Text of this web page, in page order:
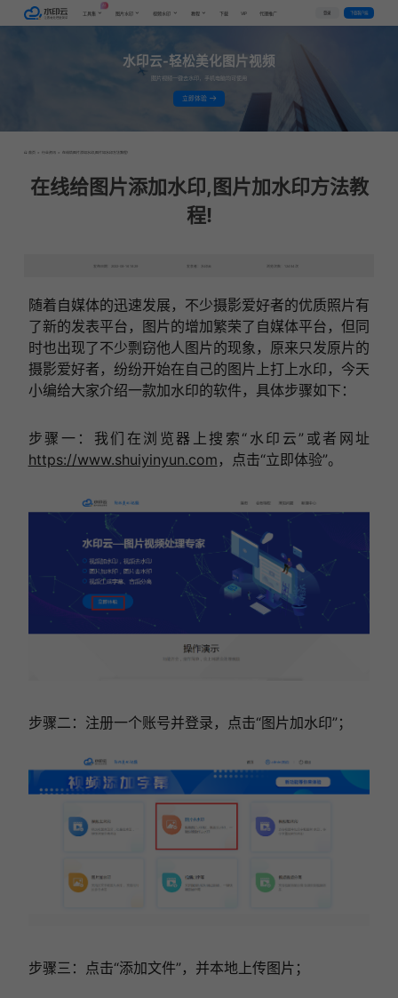
工具集
AI
图片水印 视频水印 教程 下载 VIP 代理推广 登录 下载客户端
水印云-轻松美化图片视频
图片视频一键去水印，手机电脑均可使用
立即体验
首页 > 行业资讯 > 在线给图片添加水印,图片加水印方法教程!
在线给图片添加水印,图片加水印方法教
程!
发布日期：2022-08-16 18:29 发表者：水印云 浏览次数：12454次
随着自媒体的迅速发展，不少摄影爱好者的优质照片有
了新的发表平台，图片的增加繁荣了自媒体平台，但同
时也出现了不少剽窃他人图片的现象，原来只发原片的
摄影爱好者，纷纷开始在自己的图片上打上水印，今天
小编给大家介绍一款加水印的软件，具体步骤如下：
步骤一：我们在浏览器上搜索“水印云”或者网址
https://www.shuiyinyun.com ，点击“立即体验”。
步骤二：注册一个账号并登录，点击“图片加水印”；
步骤三：点击“添加文件”，并本地上传图片；